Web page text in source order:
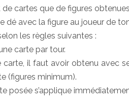
de cartes que de figures
dé avec la figure au joueur de
les règles suivantes :
carte par tour.
carte, il faut avoir obtenu avec
(figures minimum).
posée s’applique